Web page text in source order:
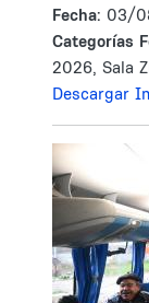
Fecha: 03/
Categorías
2026, Sala
Descargar